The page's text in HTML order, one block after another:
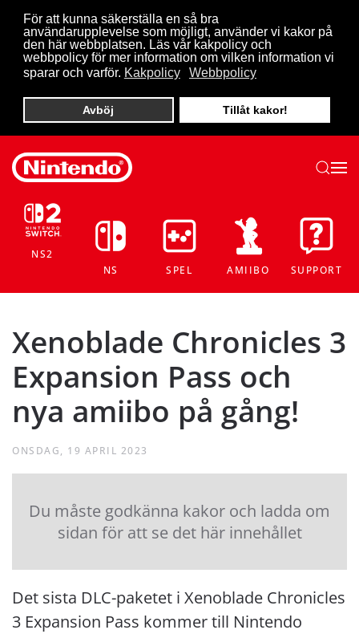
För att kunna säkerställa en så bra
användarupplevelse som möjligt, använder vi kakor på
den här webbplatsen. Läs vår kakpolicy och
webbpolicy för mer information om vilken information vi
sparar och varför. Kakpolicy Webbpolicy
Avböj Tillåt kakor!
Skip to main content
NS2
NS
SPEL AMIIBO SUPPORT
Xenoblade Chronicles 3
Expansion Pass och
nya amiibo på gång!
ONSDAG, 19 APRIL 2023
Du måste godkänna kakor och ladda om
sidan för att se det här innehållet
Det sista DLC-paketet i Xenoblade Chronicles
3 Expansion Pass kommer till Nintendo